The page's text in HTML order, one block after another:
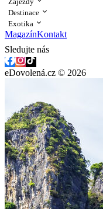
Destinace
Exotika
MagazínKontakt
Sledujte nás
eDovolená.cz © 2026